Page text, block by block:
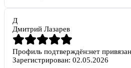
Д
Дмитрий Лазарев
Профиль подтверждён:нет
Зарегистрирован: 02.05.2026